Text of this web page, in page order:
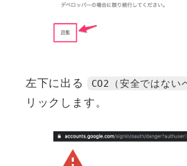
左下に出る CO2（安全ではない
リックします。